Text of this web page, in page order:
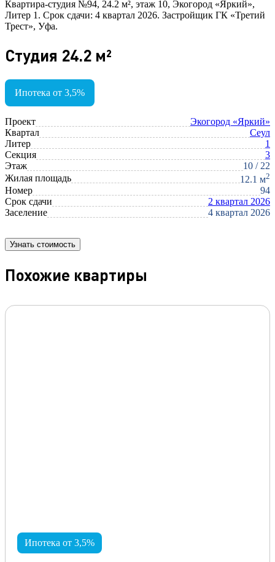
Квартира-студия №94, 24.2 м², этаж 10, Экогород «Яркий»,
Литер 1. Срок сдачи: 4 квартал 2026. Застройщик ГК «Третий
Трест», Уфа.
Студия 24.2 м²
Ипотека от 3,5%
Проект
Экогород «Яркий»
Квартал
Сеул
Литер
1
Секция
3
Этаж
10 / 22
Жилая площадь
12.1 м2
Номер
94
Срок сдачи
2 квартал 2026
Заселение
4 квартал 2026
Узнать стоимость
Похожие квартиры
Ипотека от 3,5%